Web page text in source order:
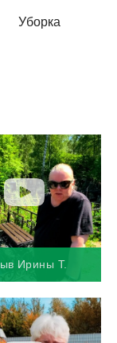
Уборка
Ирины Т.